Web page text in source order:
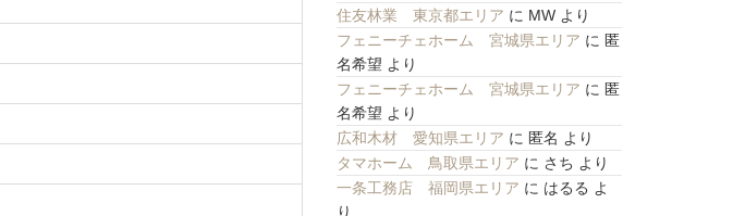
住友林業 東京都エリア に MWより
フェニーチェホーム 宮城県エリア に 匿
名希望 より
フェニーチェホーム 宮城県エリア に 匿
名希望 より
広和木材 愛知県エリア に 匿名 より
タマホーム 鳥取県エリア に さち より
一条工務店 福岡県エリア に はるる よ
り